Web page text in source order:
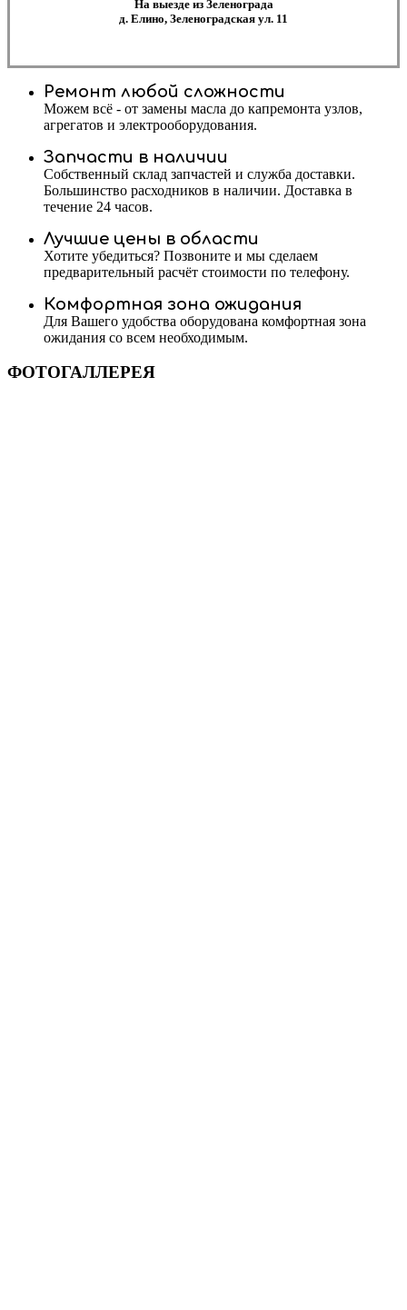
На выезде из Зеленограда
д. Елино, Зеленоградская ул. 11
Ремонт любой сложности
Можем всё - от замены масла до капремонта узлов,
агрегатов и электрооборудования.
Запчасти в наличии
Собственный склад запчастей и служба доставки.
Большинство расходников в наличии. Доставка в
течение 24 часов.
Лучшие цены в области
Хотите убедиться? Позвоните и мы сделаем
предварительный расчёт стоимости по телефону.
Комфортная зона ожидания
Для Вашего удобства оборудована комфортная зона
ожидания со всем необходимым.
ФОТОГАЛЛЕРЕЯ